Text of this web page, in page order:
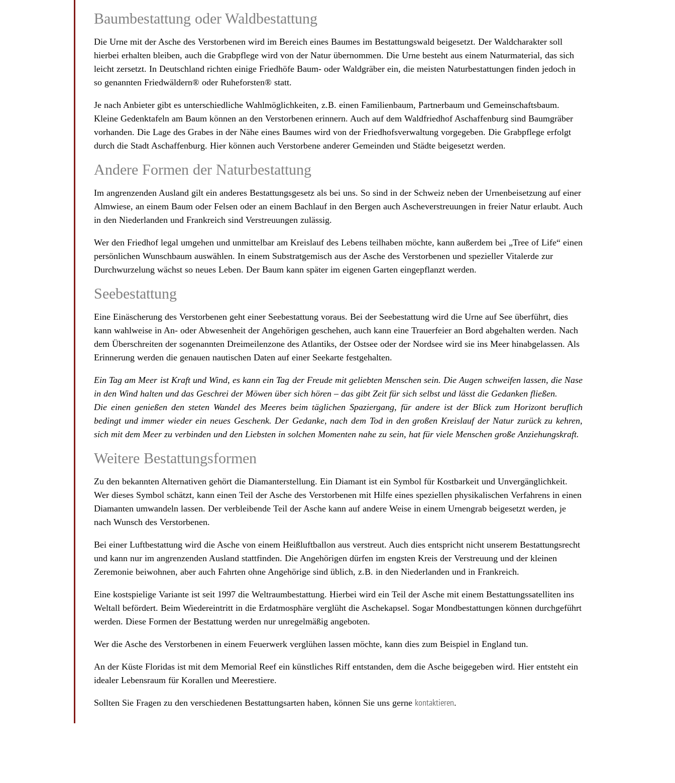
Baumbestattung oder Waldbestattung
Die Urne mit der Asche des Verstorbenen wird im Bereich eines Baumes im Bestattungswald beigesetzt. Der Waldcharakter soll
hierbei erhalten bleiben, auch die Grabpflege wird von der Natur übernommen. Die Urne besteht aus einem Naturmaterial, das sich
leicht zersetzt. In Deutschland richten einige Friedhöfe Baum- oder Waldgräber ein, die meisten Naturbestattungen finden jedoch in
so genannten Friedwäldern® oder Ruheforsten® statt.
Je nach Anbieter gibt es unterschiedliche Wahlmöglichkeiten, z.B. einen Familienbaum, Partnerbaum und Gemeinschaftsbaum.
Kleine Gedenktafeln am Baum können an den Verstorbenen erinnern. Auch auf dem Waldfriedhof Aschaffenburg sind Baumgräber
vorhanden. Die Lage des Grabes in der Nähe eines Baumes wird von der Friedhofsverwaltung vorgegeben. Die Grabpflege erfolgt
durch die Stadt Aschaffenburg. Hier können auch Verstorbene anderer Gemeinden und Städte beigesetzt werden.
Andere Formen der Naturbestattung
Im angrenzenden Ausland gilt ein anderes Bestattungsgesetz als bei uns. So sind in der Schweiz neben der Urnenbeisetzung auf einer
Almwiese, an einem Baum oder Felsen oder an einem Bachlauf in den Bergen auch Ascheverstreuungen in freier Natur erlaubt. Auch
in den Niederlanden und Frankreich sind Verstreuungen zulässig.
Wer den Friedhof legal umgehen und unmittelbar am Kreislauf des Lebens teilhaben möchte, kann außerdem bei „Tree of Life“ einen
persönlichen Wunschbaum auswählen. In einem Substratgemisch aus der Asche des Verstorbenen und spezieller Vitalerde zur
Durchwurzelung wächst so neues Leben. Der Baum kann später im eigenen Garten eingepflanzt werden.
Seebestattung
Eine Einäscherung des Verstorbenen geht einer Seebestattung voraus. Bei der Seebestattung wird die Urne auf See überführt, dies
kann wahlweise in An- oder Abwesenheit der Angehörigen geschehen, auch kann eine Trauerfeier an Bord abgehalten werden. Nach
dem Überschreiten der sogenannten Dreimeilenzone des Atlantiks, der Ostsee oder der Nordsee wird sie ins Meer hinabgelassen. Als
Erinnerung werden die genauen nautischen Daten auf einer Seekarte festgehalten.
Ein Tag am Meer ist Kraft und Wind, es kann ein Tag der Freude mit geliebten Menschen sein. Die Augen schweifen lassen, die Nase
in den Wind halten und das Geschrei der Möwen über sich hören – das gibt Zeit für sich selbst und lässt die Gedanken fließen.
Die einen genießen den steten Wandel des Meeres beim täglichen Spaziergang, für andere ist der Blick zum Horizont beruflich
bedingt und immer wieder ein neues Geschenk. Der Gedanke, nach dem Tod in den großen Kreislauf der Natur zurück zu kehren,
sich mit dem Meer zu verbinden und den Liebsten in solchen Momenten nahe zu sein, hat für viele Menschen große Anziehungskraft.
Weitere Bestattungsformen
Zu den bekannten Alternativen gehört die Diamanterstellung. Ein Diamant ist ein Symbol für Kostbarkeit und Unvergänglichkeit.
Wer dieses Symbol schätzt, kann einen Teil der Asche des Verstorbenen mit Hilfe eines speziellen physikalischen Verfahrens in einen
Diamanten umwandeln lassen. Der verbleibende Teil der Asche kann auf andere Weise in einem Urnengrab beigesetzt werden, je
nach Wunsch des Verstorbenen.
Bei einer Luftbestattung wird die Asche von einem Heißluftballon aus verstreut. Auch dies entspricht nicht unserem Bestattungsrecht
und kann nur im angrenzenden Ausland stattfinden. Die Angehörigen dürfen im engsten Kreis der Verstreuung und der kleinen
Zeremonie beiwohnen, aber auch Fahrten ohne Angehörige sind üblich, z.B. in den Niederlanden und in Frankreich.
Eine kostspielige Variante ist seit 1997 die Weltraumbestattung. Hierbei wird ein Teil der Asche mit einem Bestattungssatelliten ins
Weltall befördert. Beim Wiedereintritt in die Erdatmosphäre verglüht die Aschekapsel. Sogar Mondbestattungen können durchgeführt
werden. Diese Formen der Bestattung werden nur unregelmäßig angeboten.
Wer die Asche des Verstorbenen in einem Feuerwerk verglühen lassen möchte, kann dies zum Beispiel in England tun.
An der Küste Floridas ist mit dem Memorial Reef ein künstliches Riff entstanden, dem die Asche beigegeben wird. Hier entsteht ein
idealer Lebensraum für Korallen und Meerestiere.
Sollten Sie Fragen zu den verschiedenen Bestattungsarten haben, können Sie uns gerne kontaktieren.